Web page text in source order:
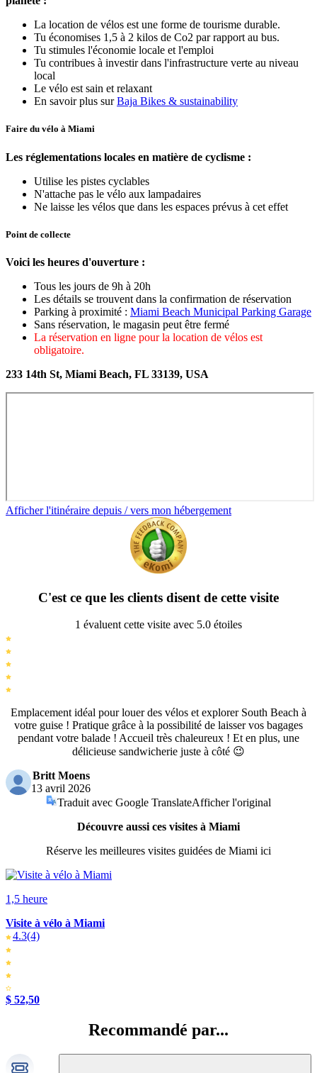
La location de vélos est une forme de tourisme durable.
Tu économises 1,5 à 2 kilos de Co2 par rapport au bus.
Tu stimules l'économie locale et l'emploi
Tu contribues à investir dans l'infrastructure verte au niveau
local
Le vélo est sain et relaxant
En savoir plus surBaja Bikes & sustainability
Faire du vélo à Miami
Les réglementations locales en matière de cyclisme :
Utilise les pistes cyclables
N'attache pas le vélo aux lampadaires
Ne laisse les vélos que dans les espaces prévus à cet effet
Point de collecte
Voici les heures d'ouverture :
Tous les jours de 9h à 20h
Les détails se trouvent dans la confirmation de réservation
Parking à proximité : Miami Beach Municipal Parking Garage
Sans réservation, le magasin peut être fermé
La réservation en ligne pour la location de vélos est
obligatoire.
233 14th St, Miami Beach, FL 33139, USA
Afficher l'itinéraire depuis / vers mon hébergement
C'est ce que les clients disent de cette visite
1 évaluent cette visite avec 5.0 étoiles
Emplacement idéal pour louer des vélos et explorer South Beach à
votre guise ! Pratique grâce à la possibilité de laisser vos bagages
pendant votre balade ! Accueil très chaleureux ! Et en plus, une
délicieuse sandwicherie juste à côté 😉
Britt Moens
13 avril 2026
Traduit avec Google TranslateAfficher l'original
Découvre aussi ces visites à Miami
Réserve les meilleures visites guidées de Miami ici
1,5 heure
Visite à vélo à Miami
4.3(4)
$ 52,50
Recommandé par...